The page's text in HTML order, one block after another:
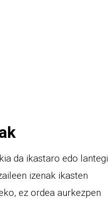
da ikastaro edo lantegi
izenak ikasten
ez ordea aurkezpen